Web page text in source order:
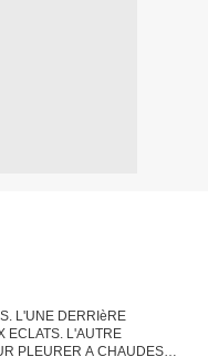
L'UNE DERRIèRE
ECLATS. L'AUTRE
PLEURER A CHAUDES